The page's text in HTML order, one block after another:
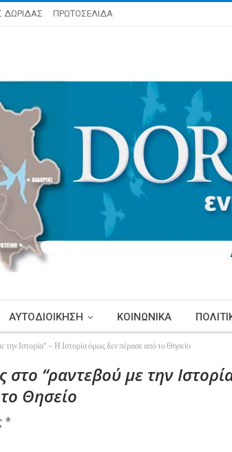
ΔΩΡΙΔΑΣ ΠΡΩΤΟΣΕΛΙΔΑ
ΑΥΤΟΔΙΟΙΚΗΣΗ ΚΟΙΝΩΝΙΚΑ
Ιστορία” – Η Ιστορία όμως δεν πέρασε από το Θησείο
“ραντεβού με την
Θησείο
*